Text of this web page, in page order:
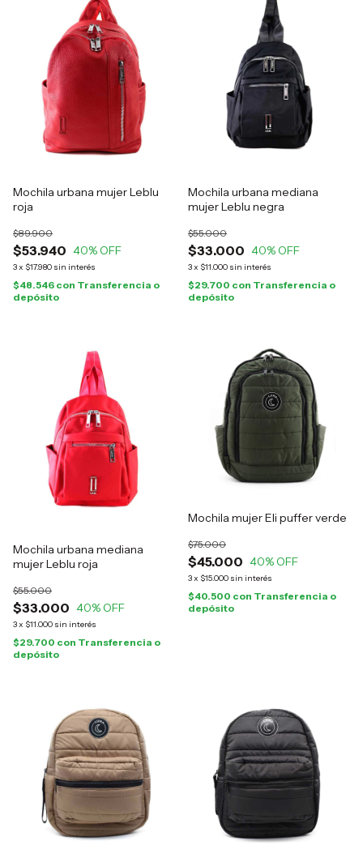
Mochila urbana mujer Leblu
roja
$53.940
$89.900
40% OFF
3x $17.980 sin interés
$48.546 con Transferencia o
depósito
Mochila urbana mediana
mujer Leblu negra
$33.000
$55.000
40% OFF
3x $11.000 sin interés
$29.700 con Transferencia o
depósito
Mochila urbana mediana
mujer Leblu roja
$33.000
$55.000
40% OFF
3x $11.000 sin interés
$29.700 con Transferencia o
depósito
Mochila mujer Eli puffer verde
$45.000
$75.000
40% OFF
3x $15.000 sin interés
$40.500 con Transferencia o
depósito